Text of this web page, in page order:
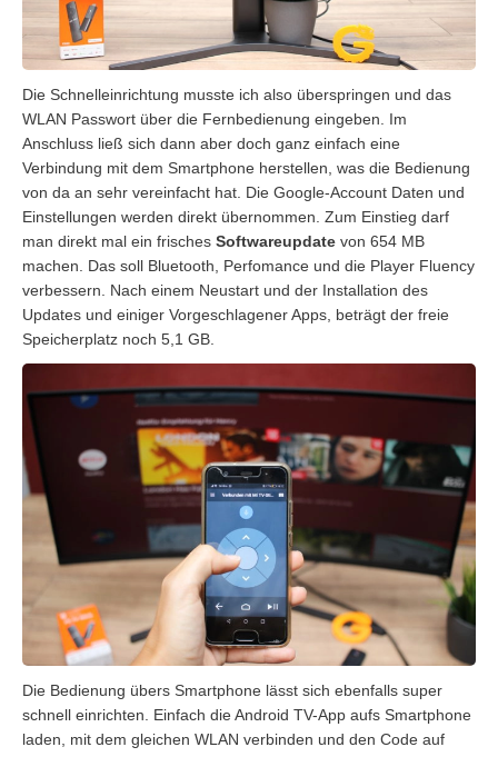
Die Schnelleinrichtung musste ich also überspringen und das
WLAN Passwort über die Fernbedienung eingeben. Im
Anschluss ließ sich dann aber doch ganz einfach eine
Verbindung mit dem Smartphone herstellen, was die Bedienung
von da an sehr vereinfacht hat. Die Google-Account Daten und
Einstellungen werden direkt übernommen. Zum Einstieg darf
man direkt mal ein frisches Softwareupdate von 654 MB
machen. Das soll Bluetooth, Perfomance und die Player Fluency
verbessern. Nach einem Neustart und der Installation des
Updates und einiger Vorgeschlagener Apps, beträgt der freie
Speicherplatz noch 5,1 GB.
Die Bedienung übers Smartphone lässt sich ebenfalls super
schnell einrichten. Einfach die Android TV-App aufs Smartphone
laden, mit dem gleichen WLAN verbinden und den Code auf